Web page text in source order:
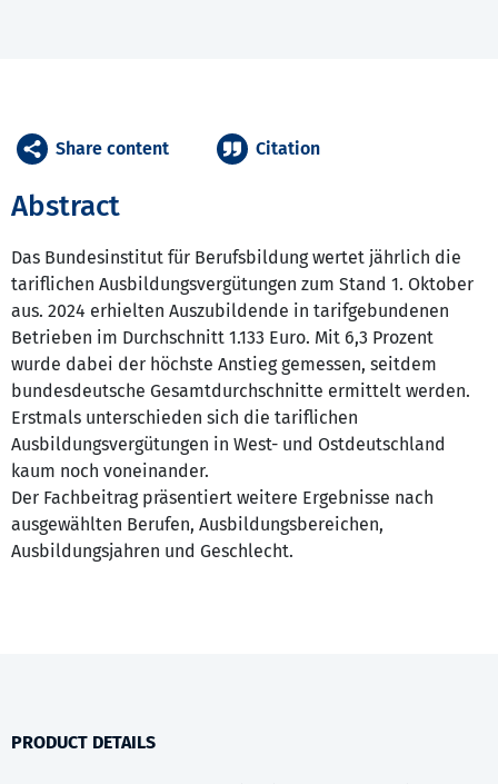
Abstract
Das Bundesinstitut für Berufsbildung wertet jährlich die
tariflichen Ausbildungsvergütungen zum Stand 1. Oktober
aus. 2024 erhielten Auszubildende in tarifgebundenen
Betrieben im Durchschnitt 1.133 Euro. Mit 6,3 Prozent
wurde dabei der höchste Anstieg gemessen, seitdem
bundesdeutsche Gesamtdurchschnitte ermittelt werden.
Erstmals unterschieden sich die tariflichen
Ausbildungsvergütungen in West- und Ostdeutschland
kaum noch voneinander.
Der Fachbeitrag präsentiert weitere Ergebnisse nach
ausgewählten Berufen, Ausbildungsbereichen,
Ausbildungsjahren und Geschlecht.
Share content Citation
PRODUCT DETAILS